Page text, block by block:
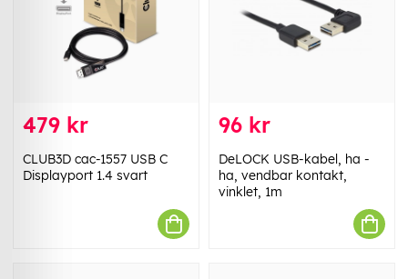
479 kr
CLUB3D cac-1557 USB C
Displayport 1.4 svart
96 kr
DeLOCK USB-kabel, ha -
ha, vendbar kontakt,
vinklet, 1m